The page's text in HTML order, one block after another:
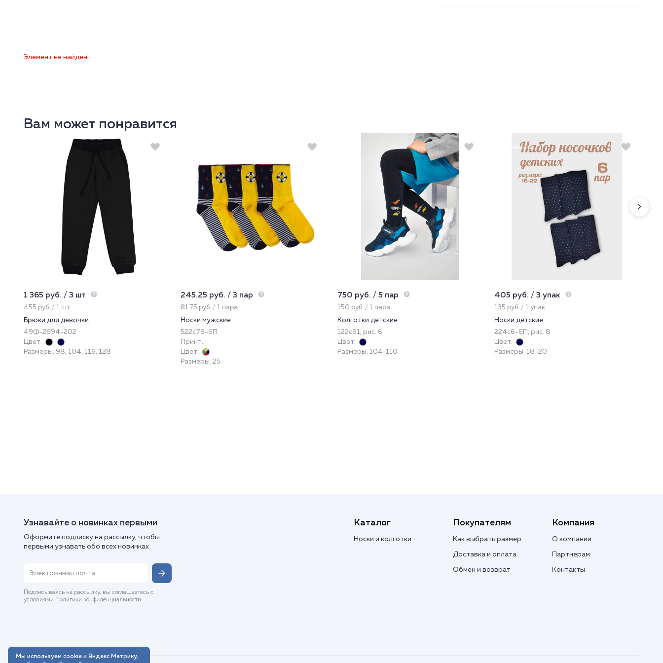
Элемент не найден!
Вам может понравится
1 365 руб. / 3 шт
455 руб. / 1 шт
Брюки для девочки
49Ф-2694-202
Цвет:
Размеры: 98, 104, 116, 128
245.25 руб. / 3 пар
81.75 руб. / 1 пара
Носки мужские
522с79-6П
Принт:
Цвет:
Размеры: 25
750 руб. / 5 пар
150 руб. / 1 пара
Колготки детские
122с61, рис. 6
Цвет:
Размеры: 104-110
Новинка
405 руб. / 3 упак
135 руб. / 1 упак
Носки детские
224с6-6П, рис. 8
Цвет:
Размеры: 18-20
Узнавайте о новинках первыми
Оформите подписку на рассылку, чтобы
первыми узнавать обо всех новинках
Подписываясь на рассылку, вы соглашаетесь с
условиями Политики конфиденциальности
Каталог
Носки и колготки
Покупателям
Как выбрать размер
Доставка и оплата
Обмен и возврат
Компания
О компании
Партнерам
Контакты
Мы используем cookie и Яндекс Метрику,